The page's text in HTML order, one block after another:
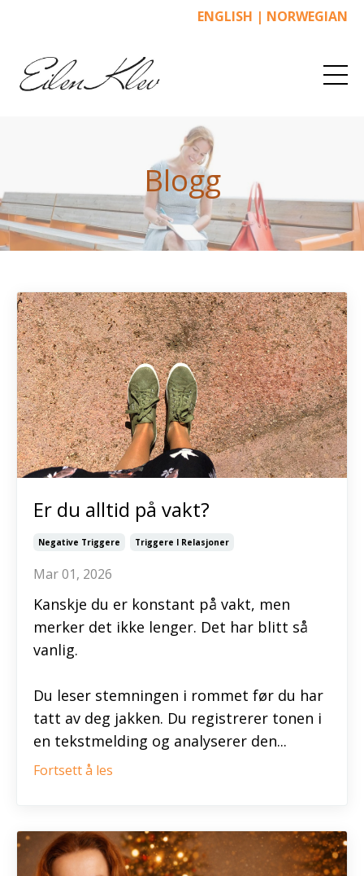
ENGLISH | NORWEGIAN
Blogg
Er du alltid på vakt?
Negative Triggere Triggere I Relasjoner
Mar 01, 2026
Kanskje du er konstant på vakt, men
merker det ikke lenger. Det har blitt så
vanlig.
Du leser stemningen i rommet før du har
tatt av deg jakken. Du registrerer tonen i
en tekstmelding og analyserer den...
Fortsett å les